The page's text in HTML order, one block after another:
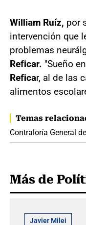
William Ruíz, por
intervención que
problemas
Reficar. "Sueño
Reficar, al de las
alimentos
Temas
Contraloría General
Más de
Javier Milei